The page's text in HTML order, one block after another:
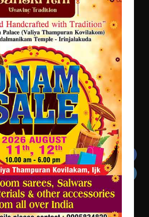
ഇംഗ്ളീഷ് സാഹിത്യത്തിൽ
ഡോക്ടറേറ്റ് നേടിയ എൻ. ആര്യ
തുടക്കമായി
കോമേഴ്സ് എക്സ്പോയുമായി എസ്
എൻ ഹയർ സെക്കൻഡറി
വിദ്യാർത്ഥികൾ
സർഗ്ഗസാഹിതി- കവിതാസംഗമം 2026
കവിതാ ചർച്ച കാട്ടൂർ, ടി. കെ.
ബാലൻ ഹാളിൽ 16ന്
Facebook
Instagram